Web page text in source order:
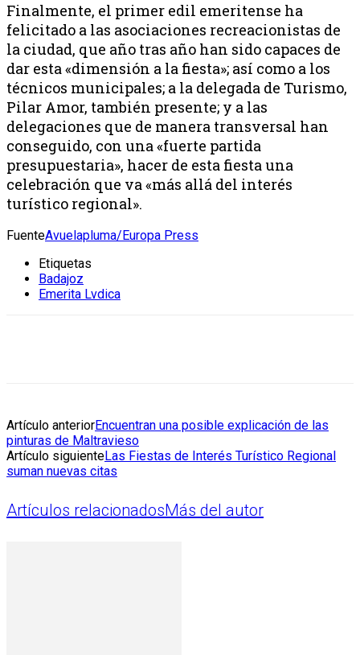
Finalmente, el primer edil emeritense ha
felicitado a las asociaciones recreacionistas de
la ciudad, que año tras año han sido capaces de
dar esta «dimensión a la fiesta»; así como a los
técnicos municipales; a la delegada de Turismo,
Pilar Amor, también presente; y a las
delegaciones que de manera transversal han
conseguido, con una «fuerte partida
presupuestaria», hacer de esta fiesta una
celebración que va «más allá del interés
turístico regional».
FuenteAvuelapluma/Europa Press
Etiquetas
Badajoz
Emerita Lvdica
Artículo anteriorEncuentran una posible explicación de las
pinturas de Maltravieso
Artículo siguienteLas Fiestas de Interés Turístico Regional
suman nuevas citas
Artículos relacionadosMás del autor